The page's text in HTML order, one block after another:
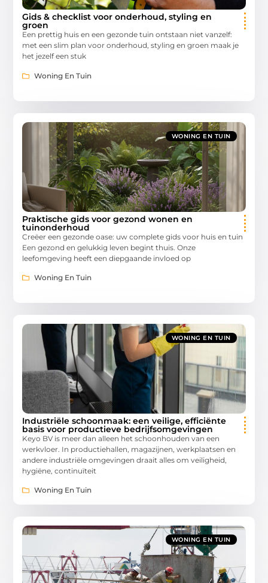
Gids & checklist voor onderhoud, styling en
groen
Een prettig huis en een gezonde tuin ontstaan niet vanzelf:
met een slim plan voor onderhoud, styling en groen maak je
het jezelf een stuk
Woning En Tuin
WONING EN TUIN
Praktische gids voor gezond wonen en
tuinonderhoud
Creëer een gezonde oase: uw complete gids voor huis en tuin
Een gezond en gelukkig leven begint thuis. Onze
leefomgeving heeft een diepgaande invloed op
Woning En Tuin
WONING EN TUIN
Industriële schoonmaak: een veilige, efficiënte
basis voor productieve bedrijfsomgevingen
Keyo BV is meer dan alleen het schoonhouden van een
werkvloer. In productiehallen, magazijnen, werkplaatsen en
andere industriële omgevingen draait alles om veiligheid,
hygiëne, continuïteit
Woning En Tuin
WONING EN TUIN